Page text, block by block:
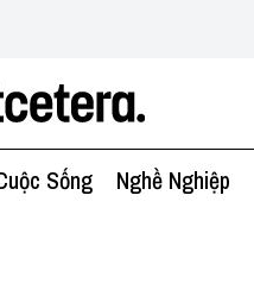
Sống Nghề Nghiệp